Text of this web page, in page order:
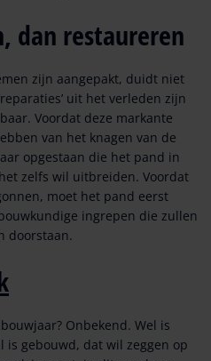
dan restaureren
zijn aangepakt, duidt niet
uit het verleden zijn
Voordat deze markante
van het knagen van de
opgestaan die het pand in
zelfs wil uitbreiden. Voordat
moet het pand eerst
ingrepen die zullen
doorstaan.
Onbekend. Wel is
gebouwd, dat wil zeggen op